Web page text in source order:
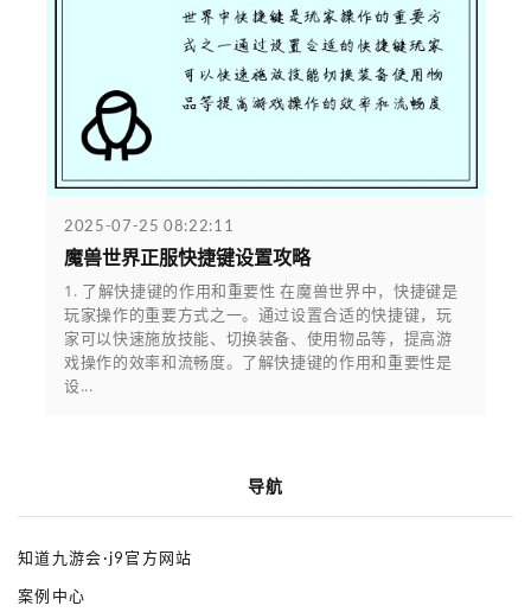
2025-07-25 08:22:11
魔兽世界正服快捷键设置攻略
1. 了解快捷键的作用和重要性 在魔兽世界中，快捷键是
玩家操作的重要方式之一。通过设置合适的快捷键，玩
家可以快速施放技能、切换装备、使用物品等，提高游
戏操作的效率和流畅度。了解快捷键的作用和重要性是
设...
导航
知道九游会·j9官方网站
案例中心